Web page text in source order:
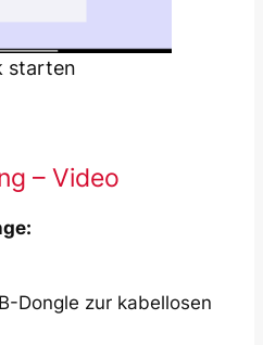
starten
– Video
Dongle zur kabellosen